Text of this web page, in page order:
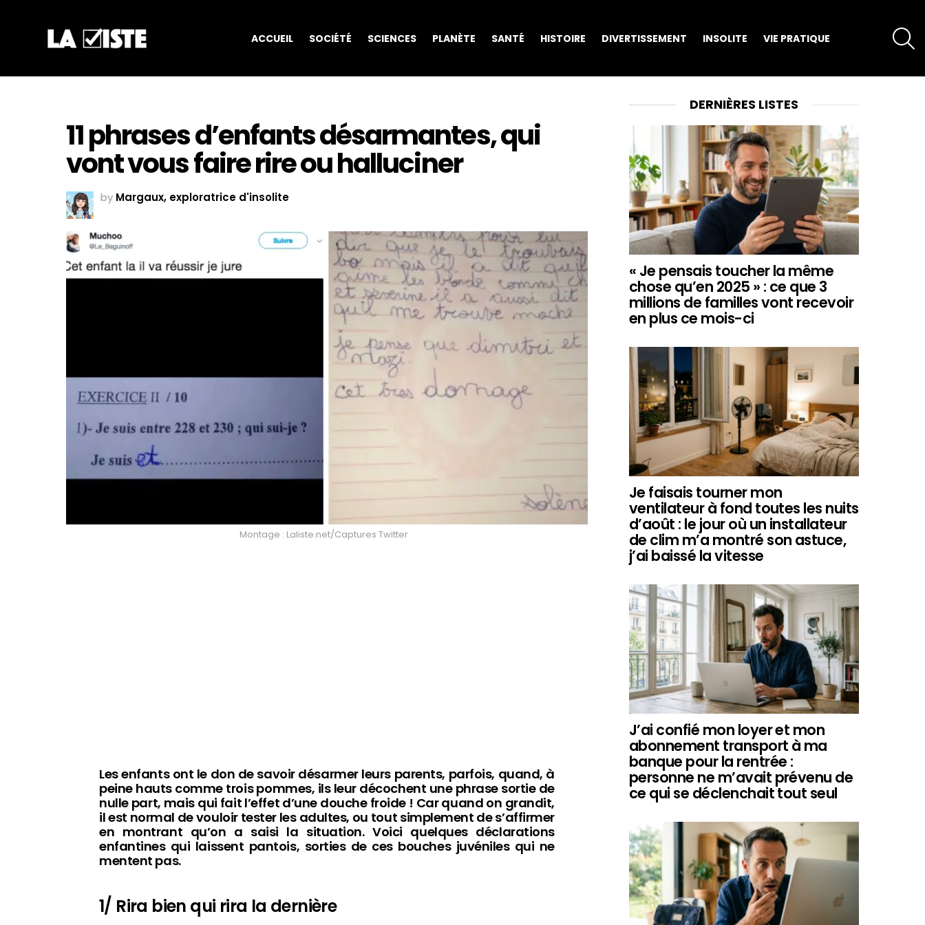
ACCUEIL SOCIÉTÉ SCIENCES PLANÈTE SANTÉ HISTOIRE DIVERTISSEMENT INSOLITE VIE PRATIQUE
11 phrases d’enfants désarmantes, qui
vont vous faire rire ou halluciner
by Margaux, exploratrice d'insolite
Montage : Laliste.net/Captures Twitter
Les enfants ont le don de savoir désarmer leurs parents, parfois, quand, à
peine hauts comme trois pommes, ils leur décochent une phrase sortie de
nulle part, mais qui fait l’effet d’une douche froide ! Car quand on grandit,
il est normal de vouloir tester les adultes, ou tout simplement de s’affirmer
en montrant qu’on a saisi la situation. Voici quelques déclarations
enfantines qui laissent pantois, sorties de ces bouches juvéniles qui ne
mentent pas.
1/ Rira bien qui rira la dernière
DERNIÈRES LISTES
« Je pensais toucher la même
chose qu’en 2025 » : ce que 3
millions de familles vont recevoir
en plus ce mois-ci
Je faisais tourner mon
ventilateur à fond toutes les nuits
d’août : le jour où un installateur
de clim m’a montré son astuce,
j’ai baissé la vitesse
J’ai confié mon loyer et mon
abonnement transport à ma
banque pour la rentrée :
personne ne m’avait prévenu de
ce qui se déclenchait tout seul